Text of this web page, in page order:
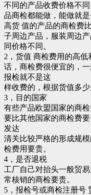
不同的产品收费价格不
品商检都能做，能做就
高货 值的产品的商检费
子周边产品，服装周边
同价格不同。
2，货值 商检费用的高
话，商检费很便宜的，
报检就不是这
样收费的，根据货值多
3，目的国家
有些产品欧盟国家的商
要比其他国家的商检费
发达
清关比较严格的形成规
检费用要贵。
4，是否退税
工厂自己对抬头一般贸
常核销的商检要贵。
5，报检号或商检注册号